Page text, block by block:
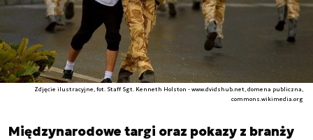
Zdjęcie ilustracyjne, fot. Staff Sgt. Kenneth Holston - www.dvidshub.net, domena publiczna,
commons.wikimedia.org
Międzynarodowe targi oraz pokazy z branży